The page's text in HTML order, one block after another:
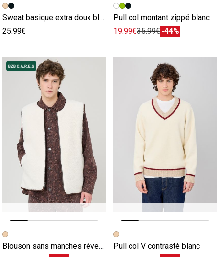
Image précédente
Image suivante
Sweat basique extra doux blanc
25.99€
Image précédente
Image suivante
Pull col montant zippé blanc
19.99€35.99€-44%
Image précédente
Image suivante
Blouson sans manches réversible blanc
Image précédente
Image suivante
Pull col V contrasté blanc